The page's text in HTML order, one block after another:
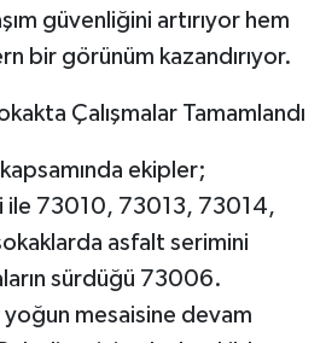
güvenliğini artırıyor hem
bir görünüm kazandırıyor.
Çalışmalar Tamamlandı
ekipler;
ile 73010, 73013, 73014,
asfalt serimini
sürdüğü 73006.
mesaisine devam